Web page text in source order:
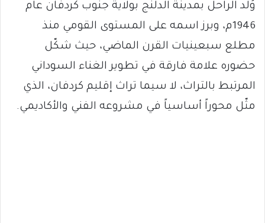
وُلد الراحل بمدينة الدلنج بولاية جنوب كردفان عام
1946م، وبرز اسمه على المستوى القومي منذ
مطلع سبعينيات القرن الماضي، حيث شكّل
حضوره علامة فارقة في تطوير الغناء السوداني
المرتبط بالتراث، لا سيما تراث إقليم كردفان، الذي
مثّل محوراً أساسياً في مشروعه الفني والأكاديمي.